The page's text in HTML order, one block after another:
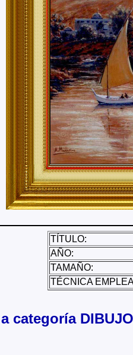
TÍTULO:
AÑO:
TAMAÑO:
TÉCNICA
categoría